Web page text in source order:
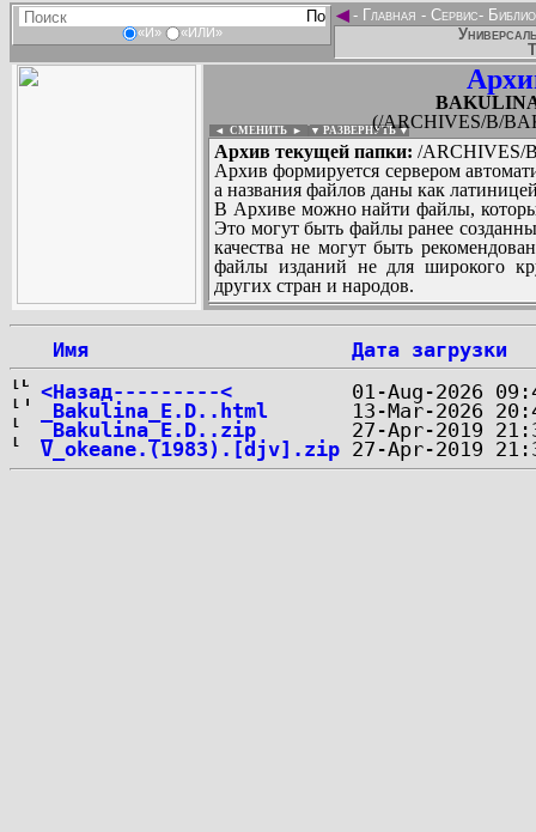
«И» «ИЛИ»
◄- Главная - Сервис-
(/ARCHIVES/B/
◄ СМЕНИТЬ ► ▼ РАЗВЕРНУТЬ ▼
Архив текущей папки: /ARCHIVES/
Архив формируется сервером
а названия файлов даны как
В Архиве можно найти файлы,
Это могут быть файлы ранее
качества не могут быть
файлы изданий не для широкого
других стран и народов.
Имя
Дата загрузки
<Назад---------<
_Bakulina_E.D..html
_Bakulina_E.D..zip
V_okeane.(1983).[djv].zip